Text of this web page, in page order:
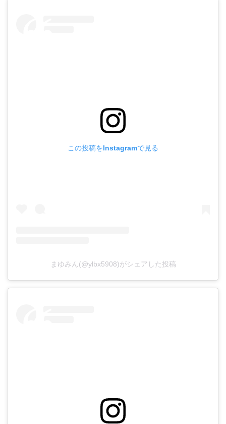
この投稿をInstagramで見る
まゆみん(@ylbx5908)がシェアした投稿